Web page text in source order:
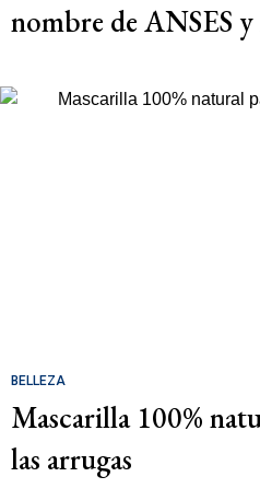
nombre de ANSES
BELLEZA
Mascarilla 100%
las arrugas